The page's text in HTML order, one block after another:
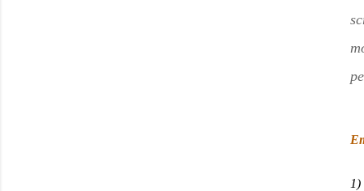
1)